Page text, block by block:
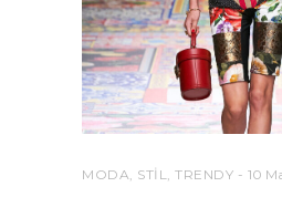
MODA STIL TRENDY 10